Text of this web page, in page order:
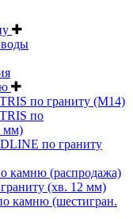
воды
по граниту (М14)
по
мм)
по граниту
камню (распродажа)
(хв. 12 мм)
камню (шестигран.